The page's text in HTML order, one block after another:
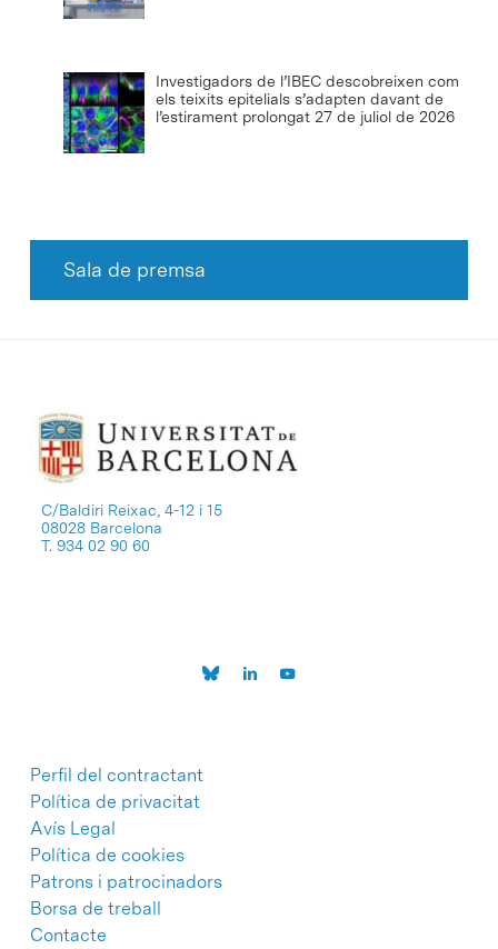
Investigadors de l’IBEC descobreixen com
els teixits epitelials s’adapten davant de
l’estirament prolongat 27 de juliol de 2026
Sala de premsa
C/Baldiri Reixac, 4-12 i 15
08028 Barcelona
T. 934 02 90 60
Perfil del contractant
Política de privacitat
Avís Legal
Política de cookies
Patrons i patrocinadors
Borsa de treball
Contacte